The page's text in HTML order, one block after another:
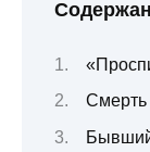
Смерть